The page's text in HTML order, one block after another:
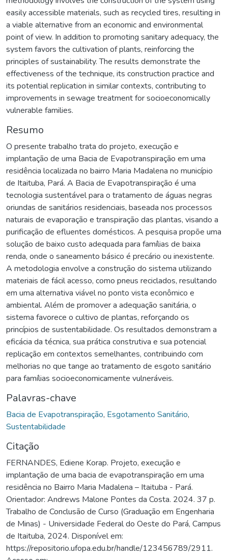
easily accessible materials, such as recycled tires, resulting in
a viable alternative from an economic and environmental
point of view. In addition to promoting sanitary adequacy, the
system favors the cultivation of plants, reinforcing the
principles of sustainability. The results demonstrate the
effectiveness of the technique, its construction practice and
its potential replication in similar contexts, contributing to
improvements in sewage treatment for socioeconomically
vulnerable families.
Resumo
O presente trabalho trata do projeto, execução e
implantação de uma Bacia de Evapotranspiração em uma
residência localizada no bairro Maria Madalena no município
de Itaituba, Pará. A Bacia de Evapotranspiração é uma
tecnologia sustentável para o tratamento de águas negras
oriundas de sanitários residenciais, baseada nos processos
naturais de evaporação e transpiração das plantas, visando a
purificação de efluentes domésticos. A pesquisa propõe uma
solução de baixo custo adequada para famílias de baixa
renda, onde o saneamento básico é precário ou inexistente.
A metodologia envolve a construção do sistema utilizando
materiais de fácil acesso, como pneus reciclados, resultando
em uma alternativa viável no ponto vista econômico e
ambiental. Além de promover a adequação sanitária, o
sistema favorece o cultivo de plantas, reforçando os
princípios de sustentabilidade. Os resultados demonstram a
eficácia da técnica, sua prática construtiva e sua potencial
replicação em contextos semelhantes, contribuindo com
melhorias no que tange ao tratamento de esgoto sanitário
para famílias socioeconomicamente vulneráveis.
Palavras-chave
Bacia de Evapotranspiração, Esgotamento Sanitário,
Sustentabilidade
Citação
FERNANDES, Ediene Korap. Projeto, execução e
implantação de uma bacia de evapotranspiração em uma
residência no Bairro Maria Madalena – Itaituba - Pará.
Orientador: Andrews Malone Pontes da Costa. 2024. 37 p.
Trabalho de Conclusão de Curso (Graduação em Engenharia
de Minas) - Universidade Federal do Oeste do Pará, Campus
de Itaituba, 2024. Disponível em:
https://repositorio.ufopa.edu.br/handle/123456789/2911.